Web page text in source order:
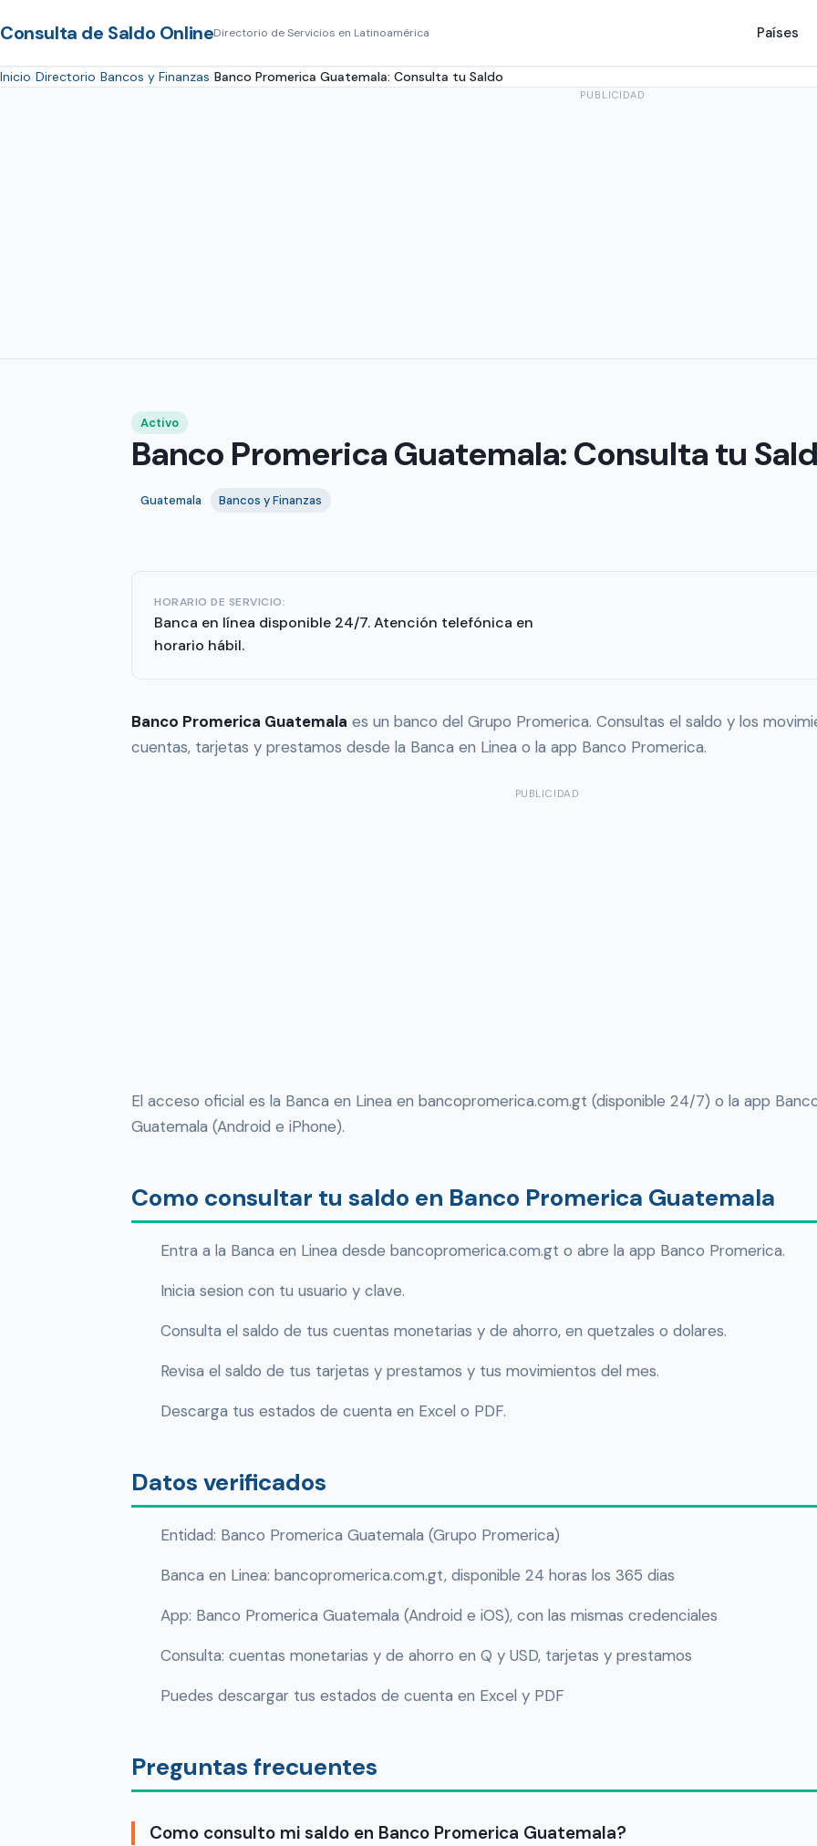
Consulta de Saldo OnlineDirectorio de Servicios en Latinoamérica Países
Inicio Directorio Bancos y Finanzas Banco Promerica Guatemala: Consulta tu Saldo
PUBLICIDAD
Activo
Banco Promerica Guatemala: Consulta tu
Guatemala Bancos y Finanzas
HORARIO DE SERVICIO:
Banca en línea disponible 24/7. Atención telefónica en
horario hábil.
Banco Promerica Guatemala es un banco del Grupo Promerica. Consultas el saldo y los
cuentas, tarjetas y prestamos desde la Banca en Linea o la app Banco Promerica.
PUBLICIDAD
El acceso oficial es la Banca en Linea en bancopromerica.com.gt (disponible 24/7) o la app
Guatemala (Android e iPhone).
Como consultar tu saldo en Banco Promerica Guatemala
Entra a la Banca en Linea desde bancopromerica.com.gt o abre la app Banco Promerica.
Inicia sesion con tu usuario y clave.
Consulta el saldo de tus cuentas monetarias y de ahorro, en quetzales o dolares.
Revisa el saldo de tus tarjetas y prestamos y tus movimientos del mes.
Descarga tus estados de cuenta en Excel o PDF.
Datos verificados
Entidad: Banco Promerica Guatemala (Grupo Promerica)
Banca en Linea: bancopromerica.com.gt, disponible 24 horas los 365 dias
App: Banco Promerica Guatemala (Android e iOS), con las mismas credenciales
Consulta: cuentas monetarias y de ahorro en Q y USD, tarjetas y prestamos
Puedes descargar tus estados de cuenta en Excel y PDF
Preguntas frecuentes
Como consulto mi saldo en Banco Promerica Guatemala?